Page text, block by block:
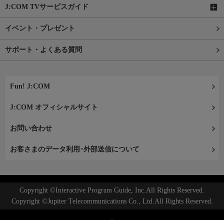
J:COM TVサービスガイド
イベント・プレゼント
サポート・よくある質問
Fun! J:COM
J:COM オフィシャルサイト
お問い合わせ
お客さまのデータ利用･外部送信について
Copyright ©Interactive Program Guide, Inc.All Rights Reserved.
Copyright ©Jupiter Telecommunications Co., Ltd.All Rights Reserved.